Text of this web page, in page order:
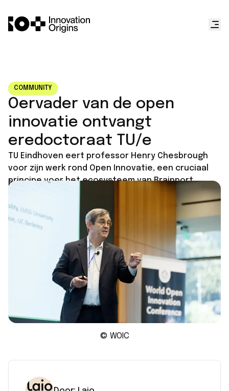
COMMUNITY
Oervader van de open
innovatie ontvangt
eredoctoraat TU/e
TU Eindhoven eert professor Henry Chesbrough
voor zijn werk rond Open Innovatie, een cruciaal
principe voor het ecosysteem van Brainport
Published on
© WOIC